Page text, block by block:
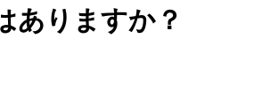
ありますか？